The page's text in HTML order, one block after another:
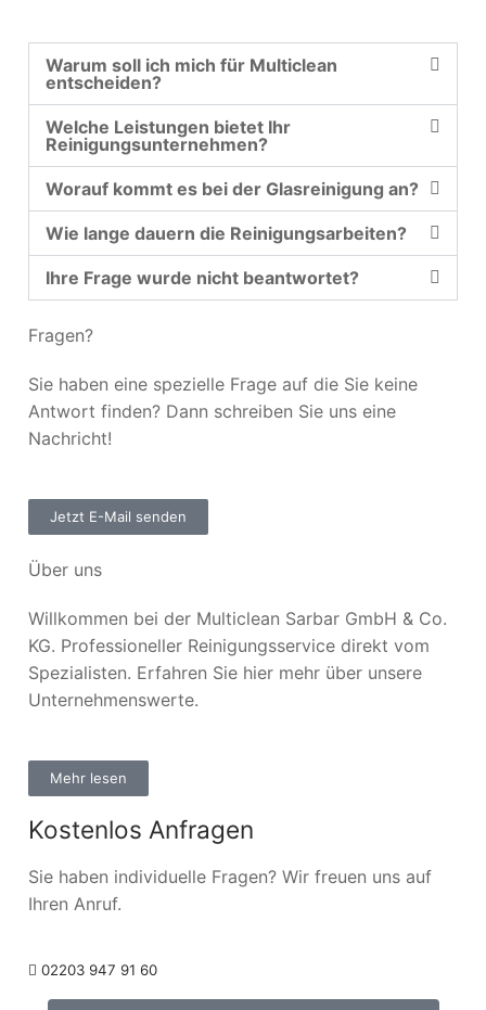
Warum soll ich mich für Multiclean
entscheiden?
Welche Leistungen bietet Ihr
Reinigungsunternehmen?
Worauf kommt es bei der Glasreinigung an?
Wie lange dauern die Reinigungsarbeiten?
Ihre Frage wurde nicht beantwortet?
Fragen?
Sie haben eine spezielle Frage auf die Sie keine
Antwort finden? Dann schreiben Sie uns eine
Nachricht!
Jetzt E-Mail senden
Über uns
Willkommen bei der Multiclean Sarbar GmbH & Co.
KG. Professioneller Reinigungsservice direkt vom
Spezialisten. Erfahren Sie hier mehr über unsere
Unternehmenswerte.
Mehr lesen
Kostenlos Anfragen
Sie haben individuelle Fragen? Wir freuen uns auf
Ihren Anruf.
02203 947 91 60